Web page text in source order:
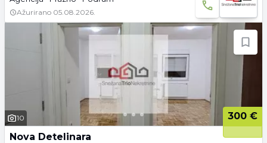
Ažurirano 05.08.2026.
10
300 €
Nova Detelinara